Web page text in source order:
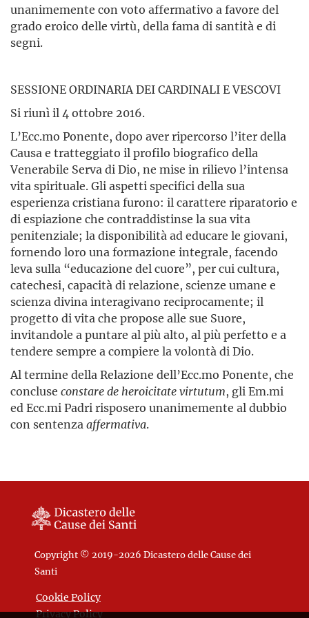
unanimemente con voto affermativo a favore del
grado eroico delle virtù, della fama di santità e di
segni.
SESSIONE ORDINARIA DEI CARDINALI E VESCOVI
Si riunì il 4 ottobre 2016.
L’Ecc.mo Ponente, dopo aver ripercorso l’iter della
Causa e tratteggiato il profilo biografico della
Venerabile Serva di Dio, ne mise in rilievo l’intensa
vita spirituale. Gli aspetti specifici della sua
esperienza cristiana furono: il carattere riparatorio e
di espiazione che contraddistinse la sua vita
penitenziale; la disponibilità ad educare le giovani,
fornendo loro una formazione integrale, facendo
leva sulla “educazione del cuore”, per cui cultura,
catechesi, capacità di relazione, scienze umane e
scienza divina interagivano reciprocamente; il
progetto di vita che propose alle sue Suore,
invitandole a puntare al più alto, al più perfetto e a
tendere sempre a compiere la volontà di Dio.
Al termine della Relazione dell’Ecc.mo Ponente, che
concluse constare de heroicitate virtutum, gli Em.mi
ed Ecc.mi Padri risposero unanimemente al dubbio
con sentenza affermativa.
Copyright © 2019-2026 Dicastero delle Cause dei
Santi
Cookie Policy
Privacy Policy